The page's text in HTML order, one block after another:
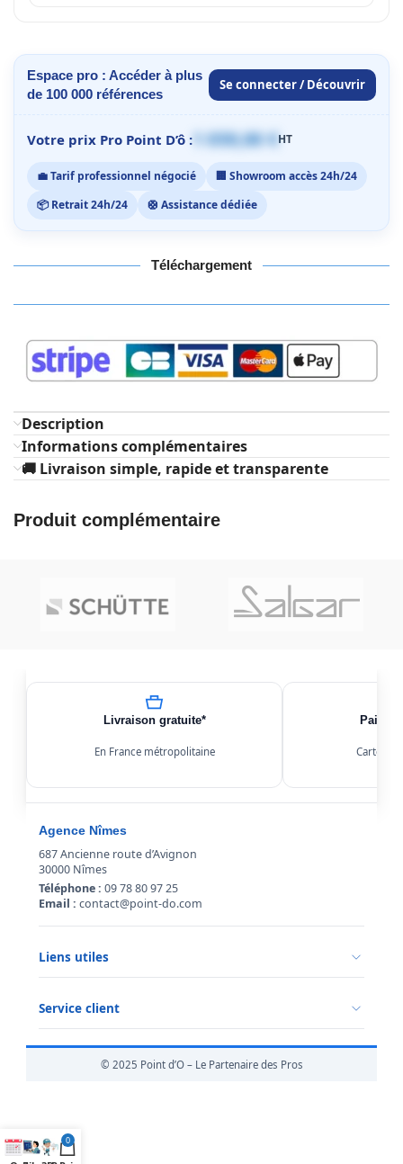
Espace pro : Accéder à plus
de 100 000 références
Se connecter / Découvrir
Votre prix Pro Point D’ô : 1 059,00 €HT
💼 Tarif professionnel négocié
🏢 Showroom accès 24h/24
📦 Retrait 24h/24
🛟 Assistance dédiée
Téléchargement
Description
Informations complémentaires
🚚 Livraison simple, rapide et transparente
Produit complémentaire
Livraison gratuite*
En France métropolitaine Carte,
Agence Nîmes
687 Ancienne route d’Avignon
30000 Nîmes
Téléphone : 09 78 80 97 25
Email : contact@point-do.com
Liens utiles
Conditions générales de vente
Mentions légales
Service client
Informations livraison© 2025 Point d’O – Le Partenaire des Pros
0